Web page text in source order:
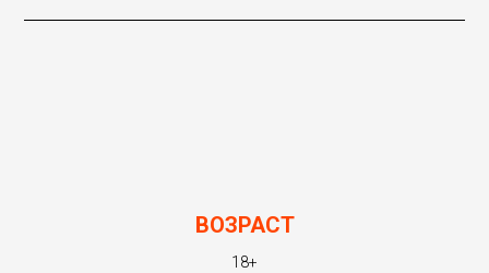
ВОЗРАСТ
18+